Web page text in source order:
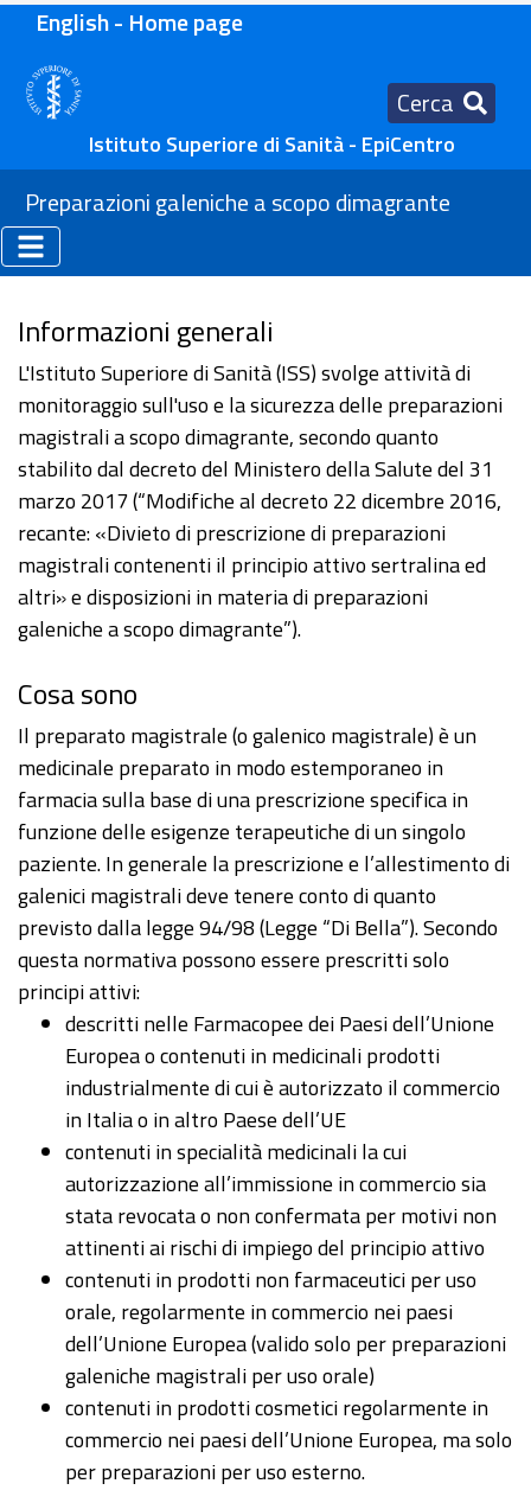
English - Home page
Cerca
Istituto Superiore di Sanità - EpiCentro
Preparazioni galeniche a scopo dimagrante
Informazioni generali
L'Istituto Superiore di Sanità (ISS) svolge attività di
monitoraggio sull'uso e la sicurezza delle preparazioni
magistrali a scopo dimagrante, secondo quanto
stabilito dal decreto del Ministero della Salute del 31
marzo 2017 (“Modifiche al decreto 22 dicembre 2016,
recante: «Divieto di prescrizione di preparazioni
magistrali contenenti il principio attivo sertralina ed
altri» e disposizioni in materia di preparazioni
galeniche a scopo dimagrante”).
Cosa sono
Il preparato magistrale (o galenico magistrale) è un
medicinale preparato in modo estemporaneo in
farmacia sulla base di una prescrizione specifica in
funzione delle esigenze terapeutiche di un singolo
paziente. In generale la prescrizione e l’allestimento di
galenici magistrali deve tenere conto di quanto
previsto dalla legge 94/98 (Legge “Di Bella”). Secondo
questa normativa possono essere prescritti solo
principi attivi:
descritti nelle Farmacopee dei Paesi dell’Unione
Europea o contenuti in medicinali prodotti
industrialmente di cui è autorizzato il commercio
in Italia o in altro Paese dell’UE
contenuti in specialità medicinali la cui
autorizzazione all’immissione in commercio sia
stata revocata o non confermata per motivi non
attinenti ai rischi di impiego del principio attivo
contenuti in prodotti non farmaceutici per uso
orale, regolarmente in commercio nei paesi
dell’Unione Europea (valido solo per preparazioni
galeniche magistrali per uso orale)
contenuti in prodotti cosmetici regolarmente in
commercio nei paesi dell’Unione Europea, ma solo
per preparazioni per uso esterno.